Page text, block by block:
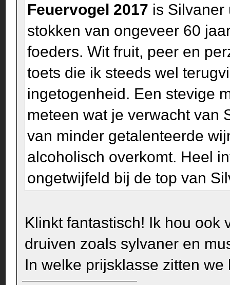
Feuervogel 2017 is Silvaner
stokken van ongeveer 60
foeders. Wit fruit, peer en
toets die ik steeds wel
ingetogenheid. Een stevige
meteen wat je verwacht van
van minder getalenteerde
alcoholisch overkomt. Heel
ongetwijfeld bij de top van
Klinkt fantastisch! Ik hou ook
druiven zoals sylvaner en
In welke prijsklasse zitten we